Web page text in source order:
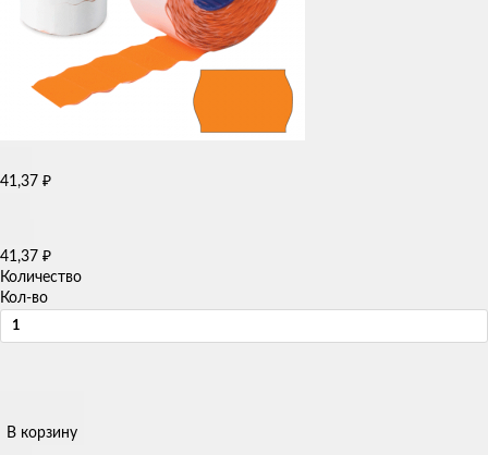
41,37 ₽
41,37 ₽
Количество
Кол-во
В корзину